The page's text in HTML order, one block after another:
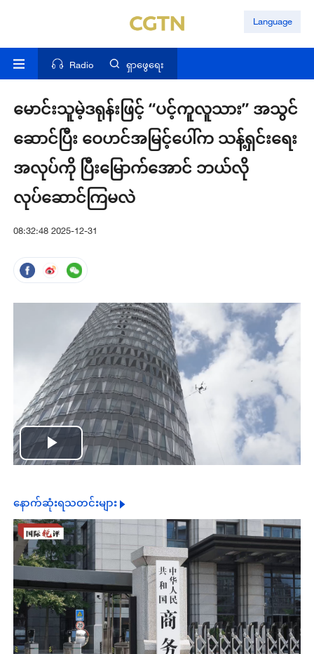
Language
Radio ရှာဖွေရေး
မောင်းသူမဲ့ဒရုန်းဖြင့် “ပင့်ကူလူသား” အသွင်
ဆောင်ပြီး ဝေဟင်အမြင့်ပေါ်က သန့်ရှင်းရေး
အလုပ်ကို ပြီးမြောက်အောင် ဘယ်လို
လုပ်ဆောင်ကြမလဲ
08:32:48 2025-12-31
Play
Video
နောက်ဆုံးရသတင်းများ